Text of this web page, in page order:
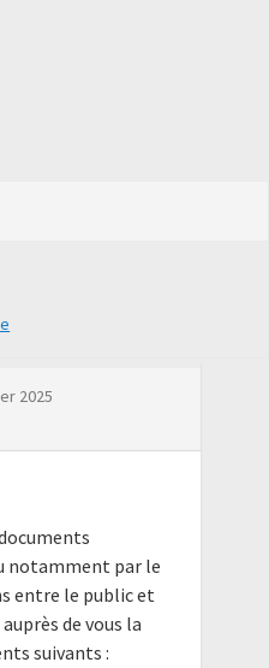
2025
notamment par le
entre le public et
de vous la
suivants :